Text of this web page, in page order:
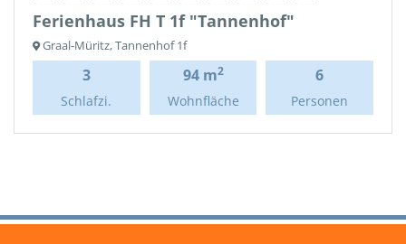
Ferienhaus FH T 1f "Tannenhof"
Graal-Müritz, Tannenhof 1f
3
Schlafzi.
94 m2
Wohnfläche
6
Personen